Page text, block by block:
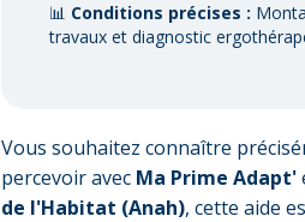
📊 Conditions précises :
travaux et diagnostic
Vous souhaitez connaître
percevoir avec Ma Prime Adapt'
de l'Habitat (Anah), cette aide